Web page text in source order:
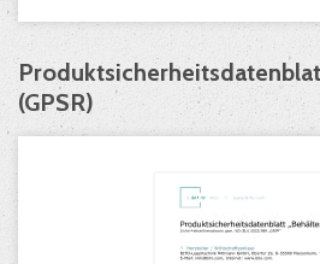
(GPSR)